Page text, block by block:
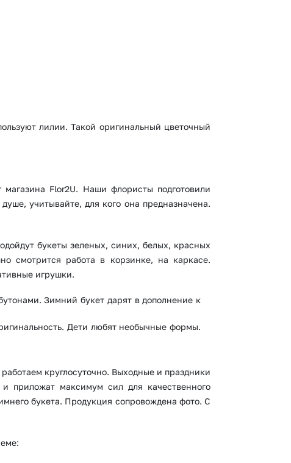
лилии. Такой оригинальный цветочный
Flor2U. Наши флористы подготовили
учитывайте, для кого она предназначена.
букеты зеленых, синих, белых, красных
смотрится работа в корзинке, на каркасе.
игрушки.
Зимний букет дарят в дополнение к
Дети любят необычные формы.
круглосуточно. Выходные и праздники
приложат максимум сил для качественного
букета. Продукция сопровождена фото. С